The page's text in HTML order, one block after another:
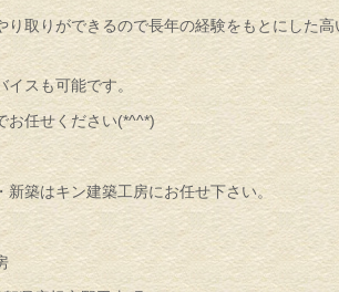
り取りができるので長年の経験をもとにした高
スも可能です。
お任せください(*^^*)
新築はキン建築工房にお任せ下さい。